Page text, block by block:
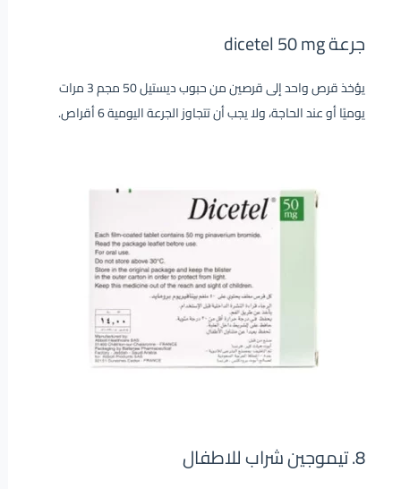
جرعة dicetel 50 mg
يؤخذ قرص واحد إلى قرصين من حبوب ديستيل 50 مجم 3 مرات
يوميًا أو عند الحاجة، ولا يجب أن تتجاوز الجرعة اليومية 6 أقراص.
8. تيموجين شراب للاطفال